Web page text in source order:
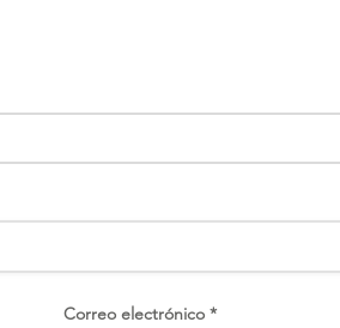
Correo electrónico